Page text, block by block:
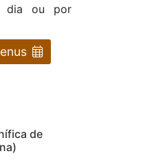
dia ou por
de